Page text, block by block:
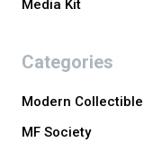
Media Kit
Categories
Modern Collectible
MF Society